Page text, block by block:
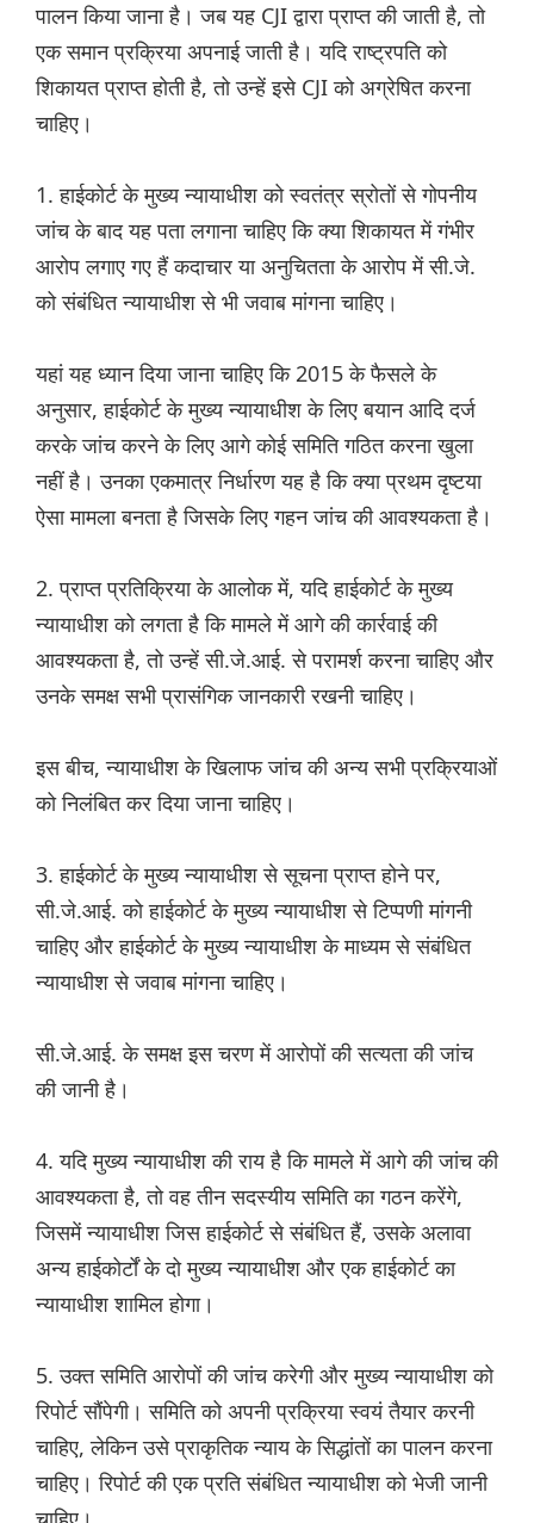
पालन किया जाना है। जब यह CJI द्वारा प्राप्त की जाती है, तो
एक समान प्रक्रिया अपनाई जाती है। यदि राष्ट्रपति को
शिकायत प्राप्त होती है, तो उन्हें इसे CJI को अग्रेषित करना
चाहिए।
1. हाईकोर्ट के मुख्य न्यायाधीश को स्वतंत्र स्रोतों से गोपनीय
जांच के बाद यह पता लगाना चाहिए कि क्या शिकायत में गंभीर
आरोप लगाए गए हैं कदाचार या अनुचितता के आरोप में सी.जे.
को संबंधित न्यायाधीश से भी जवाब मांगना चाहिए।
यहां यह ध्यान दिया जाना चाहिए कि 2015 के फैसले के
अनुसार, हाईकोर्ट के मुख्य न्यायाधीश के लिए बयान आदि दर्ज
करके जांच करने के लिए आगे कोई समिति गठित करना खुला
नहीं है। उनका एकमात्र निर्धारण यह है कि क्या प्रथम दृष्टया
ऐसा मामला बनता है जिसके लिए गहन जांच की आवश्यकता है।
2. प्राप्त प्रतिक्रिया के आलोक में, यदि हाईकोर्ट के मुख्य
न्यायाधीश को लगता है कि मामले में आगे की कार्रवाई की
आवश्यकता है, तो उन्हें सी.जे.आई. से परामर्श करना चाहिए और
उनके समक्ष सभी प्रासंगिक जानकारी रखनी चाहिए।
इस बीच, न्यायाधीश के खिलाफ जांच की अन्य सभी प्रक्रियाओं
को निलंबित कर दिया जाना चाहिए।
3. हाईकोर्ट के मुख्य न्यायाधीश से सूचना प्राप्त होने पर,
सी.जे.आई. को हाईकोर्ट के मुख्य न्यायाधीश से टिप्पणी मांगनी
चाहिए और हाईकोर्ट के मुख्य न्यायाधीश के माध्यम से संबंधित
न्यायाधीश से जवाब मांगना चाहिए।
सी.जे.आई. के समक्ष इस चरण में आरोपों की सत्यता की जांच
की जानी है।
4. यदि मुख्य न्यायाधीश की राय है कि मामले में आगे की जांच की
आवश्यकता है, तो वह तीन सदस्यीय समिति का गठन करेंगे,
जिसमें न्यायाधीश जिस हाईकोर्ट से संबंधित हैं, उसके अलावा
अन्य हाईकोर्टों के दो मुख्य न्यायाधीश और एक हाईकोर्ट का
न्यायाधीश शामिल होगा।
5. उक्त समिति आरोपों की जांच करेगी और मुख्य न्यायाधीश को
रिपोर्ट सौंपेगी। समिति को अपनी प्रक्रिया स्वयं तैयार करनी
चाहिए, लेकिन उसे प्राकृतिक न्याय के सिद्धांतों का पालन करना
चाहिए। रिपोर्ट की एक प्रति संबंधित न्यायाधीश को भेजी जानी